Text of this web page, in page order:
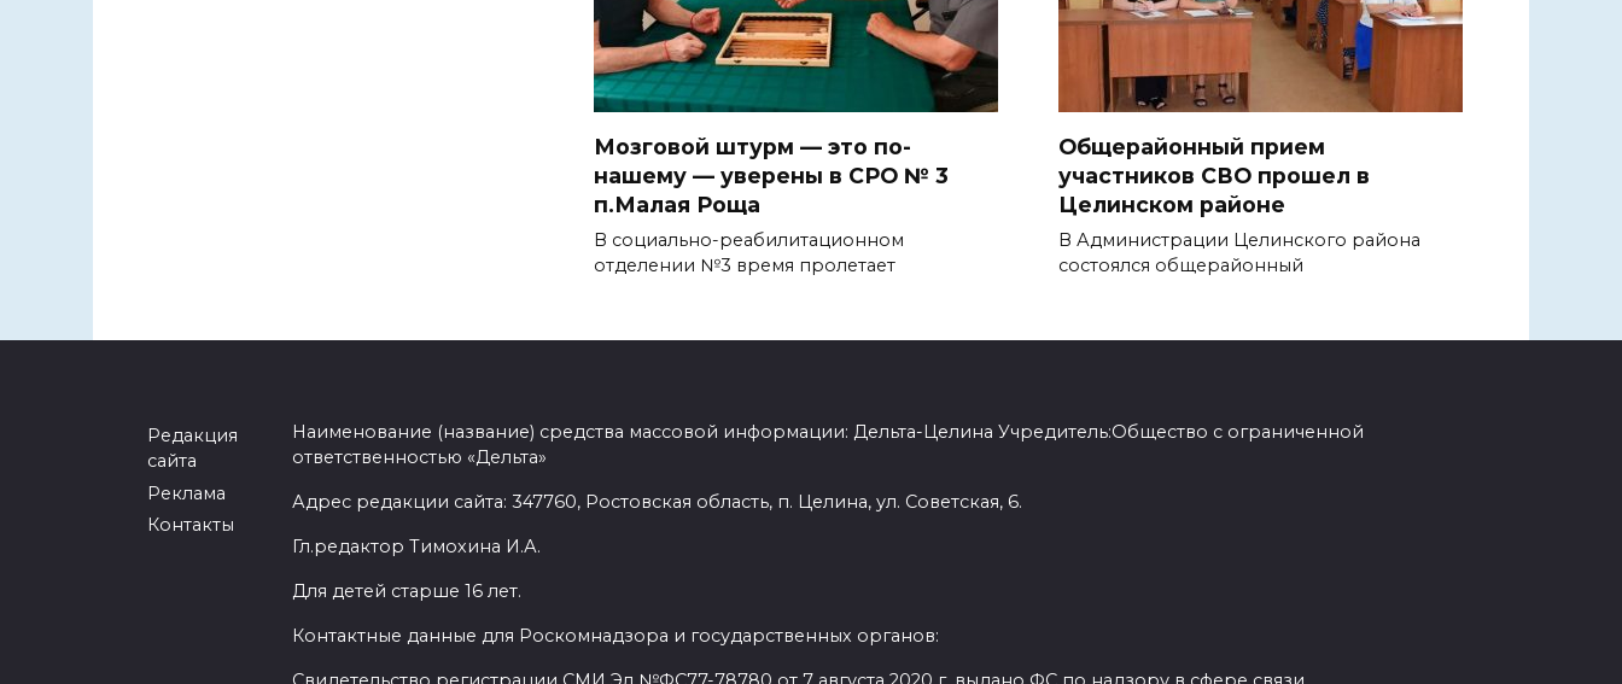
Мозговой штурм — это по-
нашему — уверены в СРО № 3
п.Малая Роща
В социально-реабилитационном
отделении №3 время пролетает
Общерайонный прием
участников СВО прошел в
Целинском районе
В Администрации Целинского района
состоялся общерайонный
Редакция
сайта
Реклама
Контакты
Наименование (название) средства массовой информации: Дельта-Целина Учредитель:Общество с ограниченной
ответственностью «Дельта»
Адрес редакции сайта: 347760, Ростовская область, п. Целина, ул. Советская, 6.
Гл.редактор Тимохина И.А.
Для детей старше 16 лет.
Контактные данные для Роскомнадзора и государственных органов: